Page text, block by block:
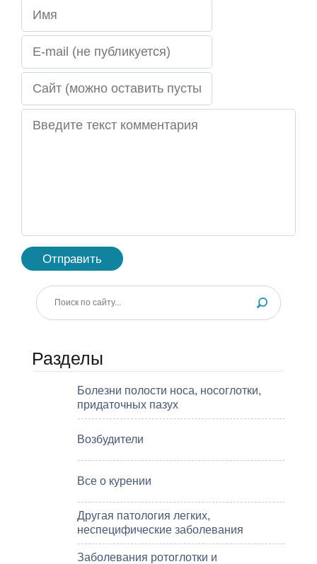
Разделы
Болезни полости носа, носоглотки,
придаточных пазух
Возбудители
Все о курении
Другая патология легких,
неспецифические заболевания
Заболевания ротоглотки и